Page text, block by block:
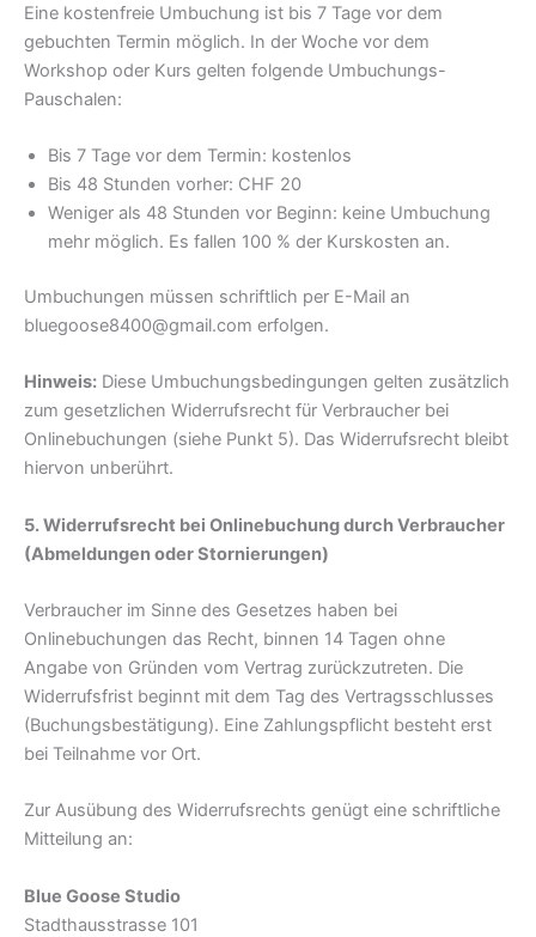
Eine kostenfreie Umbuchung ist bis 7 Tage vor dem
gebuchten Termin möglich. In der Woche vor dem
Workshop oder Kurs gelten folgende Umbuchungs-
Pauschalen:
Bis 7 Tage vor dem Termin: kostenlos
Bis 48 Stunden vorher: CHF 20
Weniger als 48 Stunden vor Beginn: keine Umbuchung
mehr möglich. Es fallen 100 % der Kurskosten an.
Umbuchungen müssen schriftlich per E-Mail an
bluegoose8400@gmail.com erfolgen.
Hinweis: Diese Umbuchungsbedingungen gelten zusätzlich
zum gesetzlichen Widerrufsrecht für Verbraucher bei
Onlinebuchungen (siehe Punkt 5). Das Widerrufsrecht bleibt
hiervon unberührt.
5. Widerrufsrecht bei Onlinebuchung durch Verbraucher
(Abmeldungen oder Stornierungen)
Verbraucher im Sinne des Gesetzes haben bei
Onlinebuchungen das Recht, binnen 14 Tagen ohne
Angabe von Gründen vom Vertrag zurückzutreten. Die
Widerrufsfrist beginnt mit dem Tag des Vertragsschlusses
(Buchungsbestätigung). Eine Zahlungspflicht besteht erst
bei Teilnahme vor Ort.
Zur Ausübung des Widerrufsrechts genügt eine schriftliche
Mitteilung an:
Blue Goose Studio
Stadthausstrasse 101